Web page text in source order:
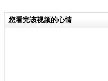
您看完该视频的心情